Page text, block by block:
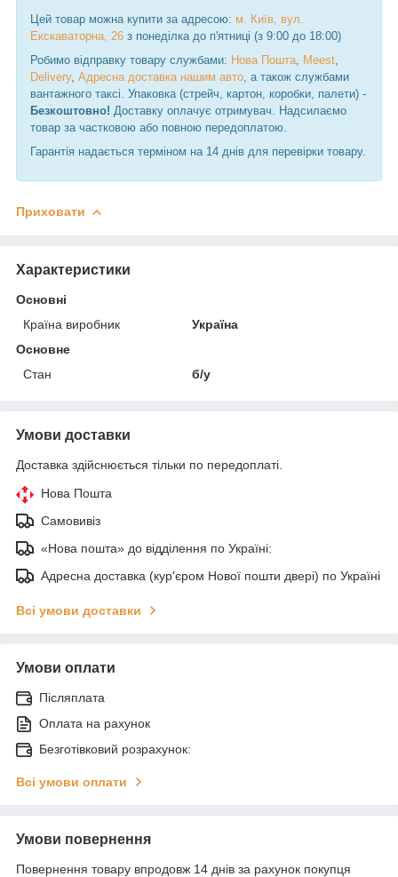
Цей товар можна купити за адресою: м. Київ, вул.
Екскаваторна, 26 з понеділка до п'ятниці (з 9:00 до 18:00)
Робимо відправку товару службами: Нова Пошта Meest
Delivery, Адресна доставка нашим авто , а також службами
вантажного таксі. Упаковка (стрейч, картон, коробки, палети) -
Безкоштовно! Доставку оплачує отримувач. Надсилаємо
товар за частковою або повною передоплатою.
Гарантія надається терміном на 14 днів для перевірки товару.
Приховати
Характеристики
Основні
Країна виробник
Україна
Основне
Стан
б/у
Умови доставки
Доставка здійснюється тільки по передоплаті.
Нова Пошта
Самовивіз
«Нова пошта» до відділення по Україні:
Адресна доставка (кур'єром Нової пошти двері) по Україні
Всі умови доставки
Умови оплати
Післяплата
Оплата на рахунок
Безготівковий розрахунок:
Всі умови оплати
Умови повернення
Повернення товару впродовж 14 днів за рахунок покупця